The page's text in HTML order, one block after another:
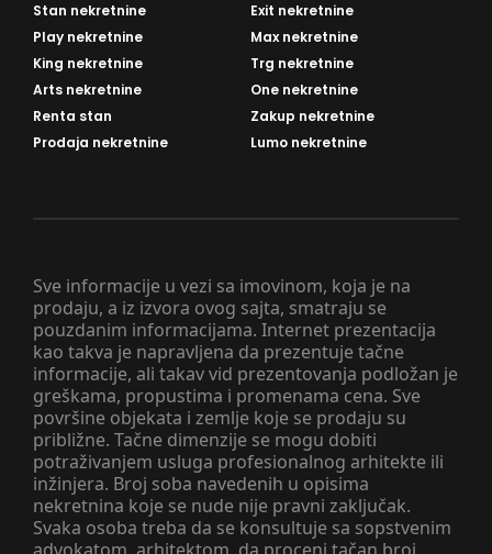
Sve informacije u vezi sa imovinom, koja je na
prodaju, a iz izvora ovog sajta, smatraju se
pouzdanim informacijama. Internet prezentacija
kao takva je napravljena da prezentuje tačne
informacije, ali takav vid prezentovanja podložan je
greškama, propustima i promenama cena. Sve
površine objekata i zemlje koje se prodaju su
približne. Tačne dimenzije se mogu dobiti
potraživanjem usluga profesionalnog arhitekte ili
inžinjera. Broj soba navedenih u opisima
nekretnina koje se nude nije pravni zaključak.
Svaka osoba treba da se konsultuje sa sopstvenim
Stan nekretnine
Exit nekretnine
Play nekretnine
Max nekretnine
King nekretnine
Trg nekretnine
Arts nekretnine
One nekretnine
Renta stan
Zakup nekretnine
Prodaja nekretnine
Lumo nekretnine